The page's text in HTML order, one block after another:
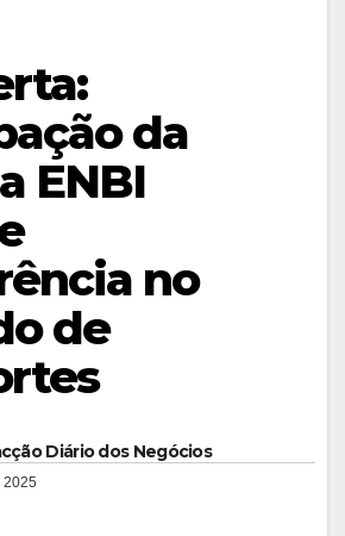
da
ENBI
no
de
Diário dos Negócios
2025